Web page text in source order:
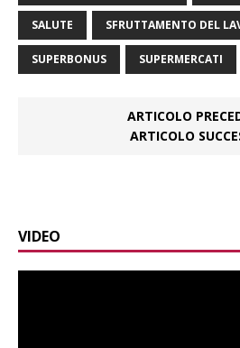
SALUTE SFRUTTAMENTO DEL
SUPERBONUS SUPERMERCATI
ARTICOLO
ARTICOLO
VIDEO